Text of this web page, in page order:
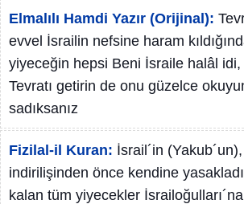
Elmalılı Hamdi Yazır (Orijinal):
evvel İsrailin nefsine haram
yiyeceğin hepsi Beni İsraile halâl
Tevratı getirin de onu güzelce
sadıksanız
Fizilal-il Kuran: İsrail´in (Yakub´un),
indirilişinden önce kendine
kalan tüm yiyecekler